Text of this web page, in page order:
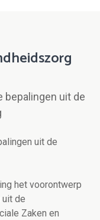
bepalingen uit de
uit de
het voorontwerp
de
Zaken en